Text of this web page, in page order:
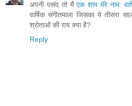
अपनी पसंद तो मैंएक शाम मेरे नाम:
वार्षिक संगीतमाला जिसका ये
श्रोताओं की राय क्या है?
Reply